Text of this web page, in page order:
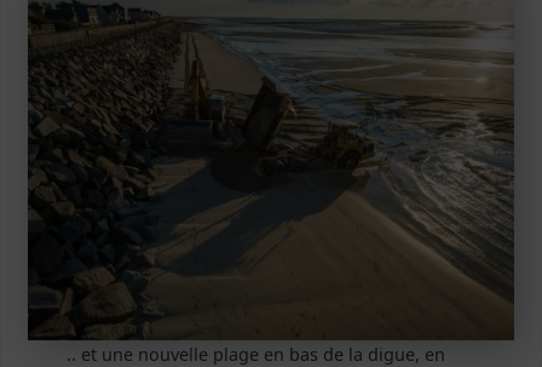
.. et une nouvelle plage en bas de la digue, en